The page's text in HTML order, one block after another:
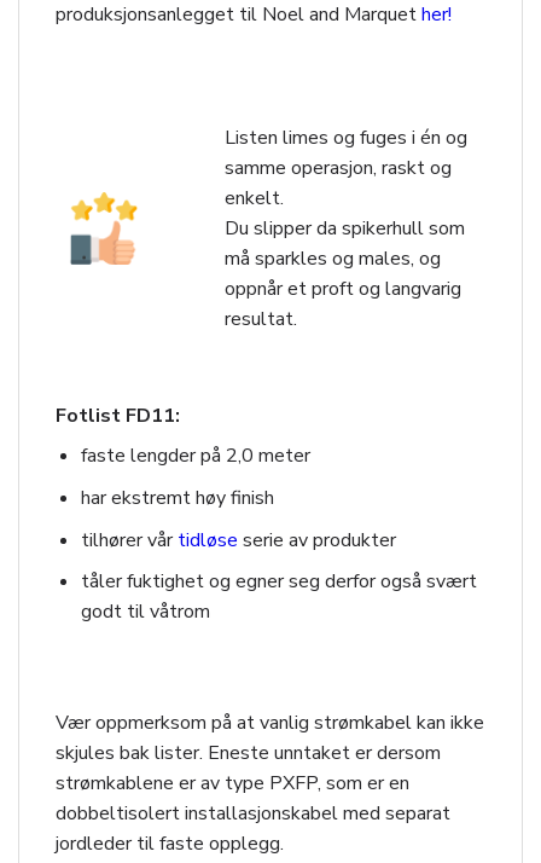
produksjonsanlegget til Noel and Marquether!
Listen limes og fuges i én og
samme operasjon, raskt og
enkelt.
Du slipper da spikerhull som
må sparkles og males, og
oppnår et proft og langvarig
resultat.
Fotlist FD11:
faste lengder på 2,0 meter
har ekstremt høy finish
tilhører vårtidløse serie av produkter
tåler fuktighet og egner seg derfor også svært
godt til våtrom
Vær oppmerksom på at vanlig strømkabel kan ikke
skjules bak lister. Eneste unntaket er dersom
strømkablene er av type PXFP, som er en
dobbeltisolert installasjonskabel med separat
jordleder til faste opplegg.